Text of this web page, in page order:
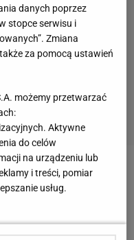
zwycięski w
Filipiak: Dopisujemy
danych poprzez
stopce serwisu i
Zmiana
za pomocą ustawień
możemy przetwarzać
Aktywne
do celów
na urządzeniu lub
i treści, pomiar
usług.